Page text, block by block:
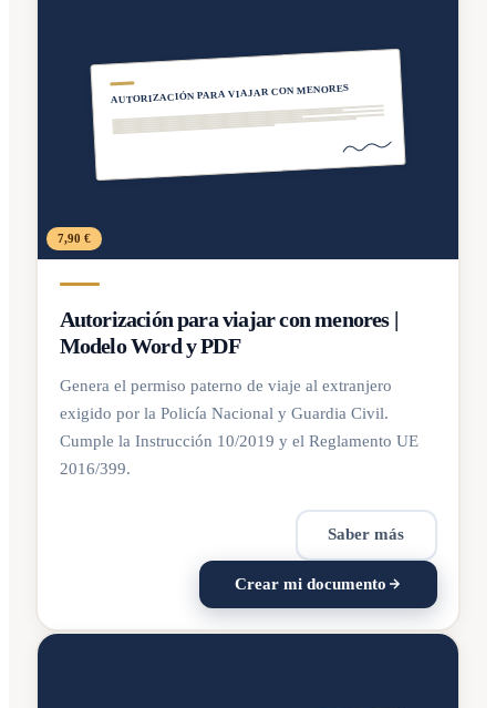
AUTORIZACIÓN PARA VIAJAR CON MENORES
7,90 €
Autorización para viajar con menores |
Modelo Word y PDF
Genera el permiso paterno de viaje al extranjero
exigido por la Policía Nacional y Guardia Civil.
Cumple la Instrucción 10/2019 y el Reglamento UE
2016/399.
Saber más
Crear mi documento